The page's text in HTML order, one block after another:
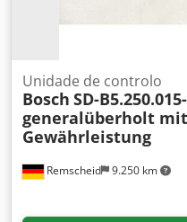
Remscheid 9.250 km
Unidade de controlo
Bosch SD-
generalüberholt
Gewährleistung